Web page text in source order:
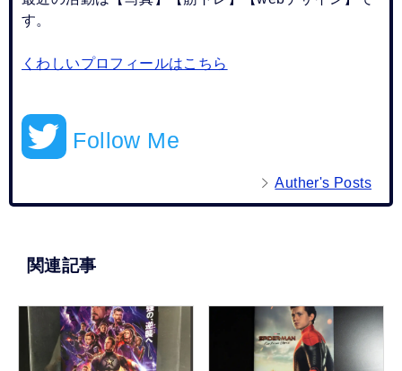
す。
くわしいプロフィールはこちら
Follow Me
Auther's Posts
関連記事